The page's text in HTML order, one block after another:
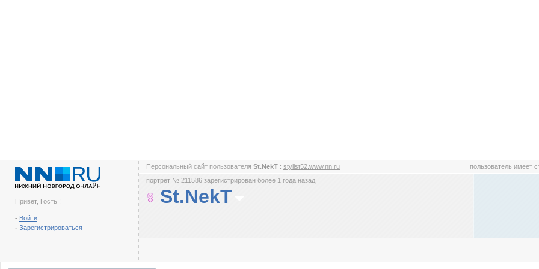
Привет, Гость !
- Войти
- Зарегистрироваться
Персональный сайт пользователя St.NekT : stylist52.www.nn.ru пользователь имеет
портрет № 211586 зарегистрирован более 1 года назад
St.NekT